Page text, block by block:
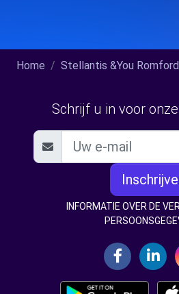
Home Stellantis &You
Schrijf u in voor
INFORMATIE OVER DE